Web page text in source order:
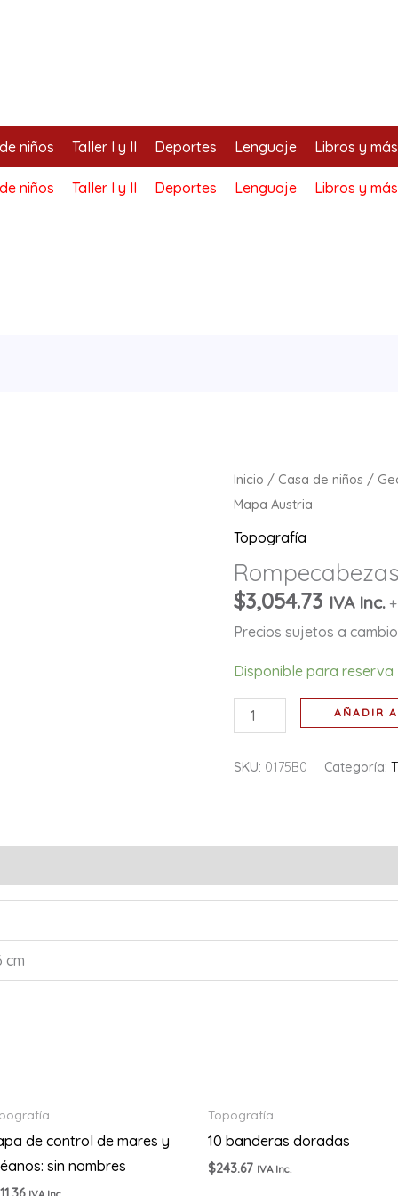
niños Taller I y II Deportes Lenguaje Libros y más
niños Taller I y II Deportes Lenguaje Libros y más
Inicio / Casa de niños /
Mapa Austria
Topografía
$3,054.73 IVA Inc.
Precios sujetos a
Disponible para reserva
Rompecabezas:
Mapa
Austria
AÑADIR
SKU: 0175B0 Categoría:
cm
de control de mares y
sin nombres
Topografía
10 banderas doradas
$243.67 IVA Inc.